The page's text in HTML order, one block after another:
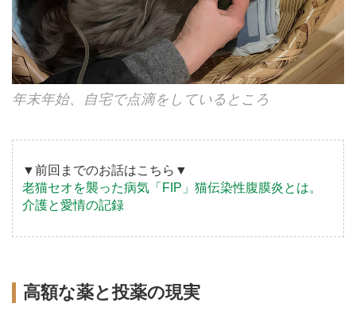
年末年始、自宅で点滴をしているところ
▼前回までのお話はこちら▼
老猫セオを襲った病気「FIP」猫伝染性腹膜炎とは。
介護と愛情の記録
高額な薬と投薬の現実